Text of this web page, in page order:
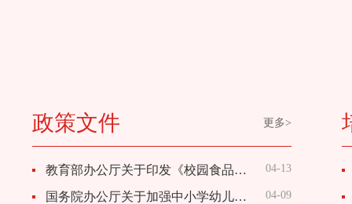
政策文件 更多>
教育部办公厅关于印发《校园食品安全“十必须”》《学校食堂工作人员“十不准”》的通知 04-13
国务院办公厅关于加强中小学幼儿园安全风险防控体系建设的意见 04-09